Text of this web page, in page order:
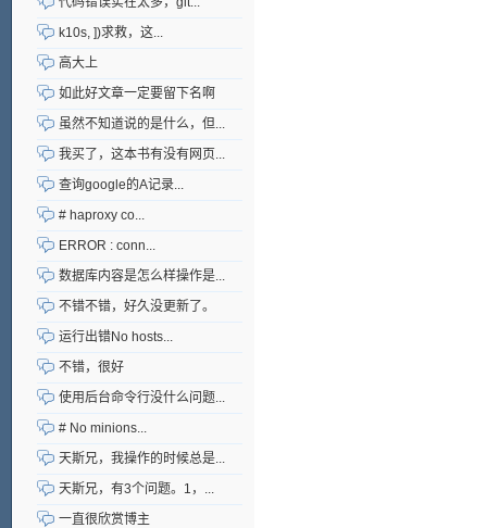
k10s, ])求救，这...
高大上
如此好文章一定要留下名啊
虽然不知道说的是什么，但...
我买了，这本书有没有网页...
查询google的A记录...
# haproxy co...
ERROR : conn...
数据库内容是怎么样操作是...
不错不错，好久没更新了。
运行出错No hosts...
不错，很好
使用后台命令行没什么问题...
# No minions...
天斯兄，我操作的时候总是...
天斯兄，有3个问题。1，...
一直很欣赏博主